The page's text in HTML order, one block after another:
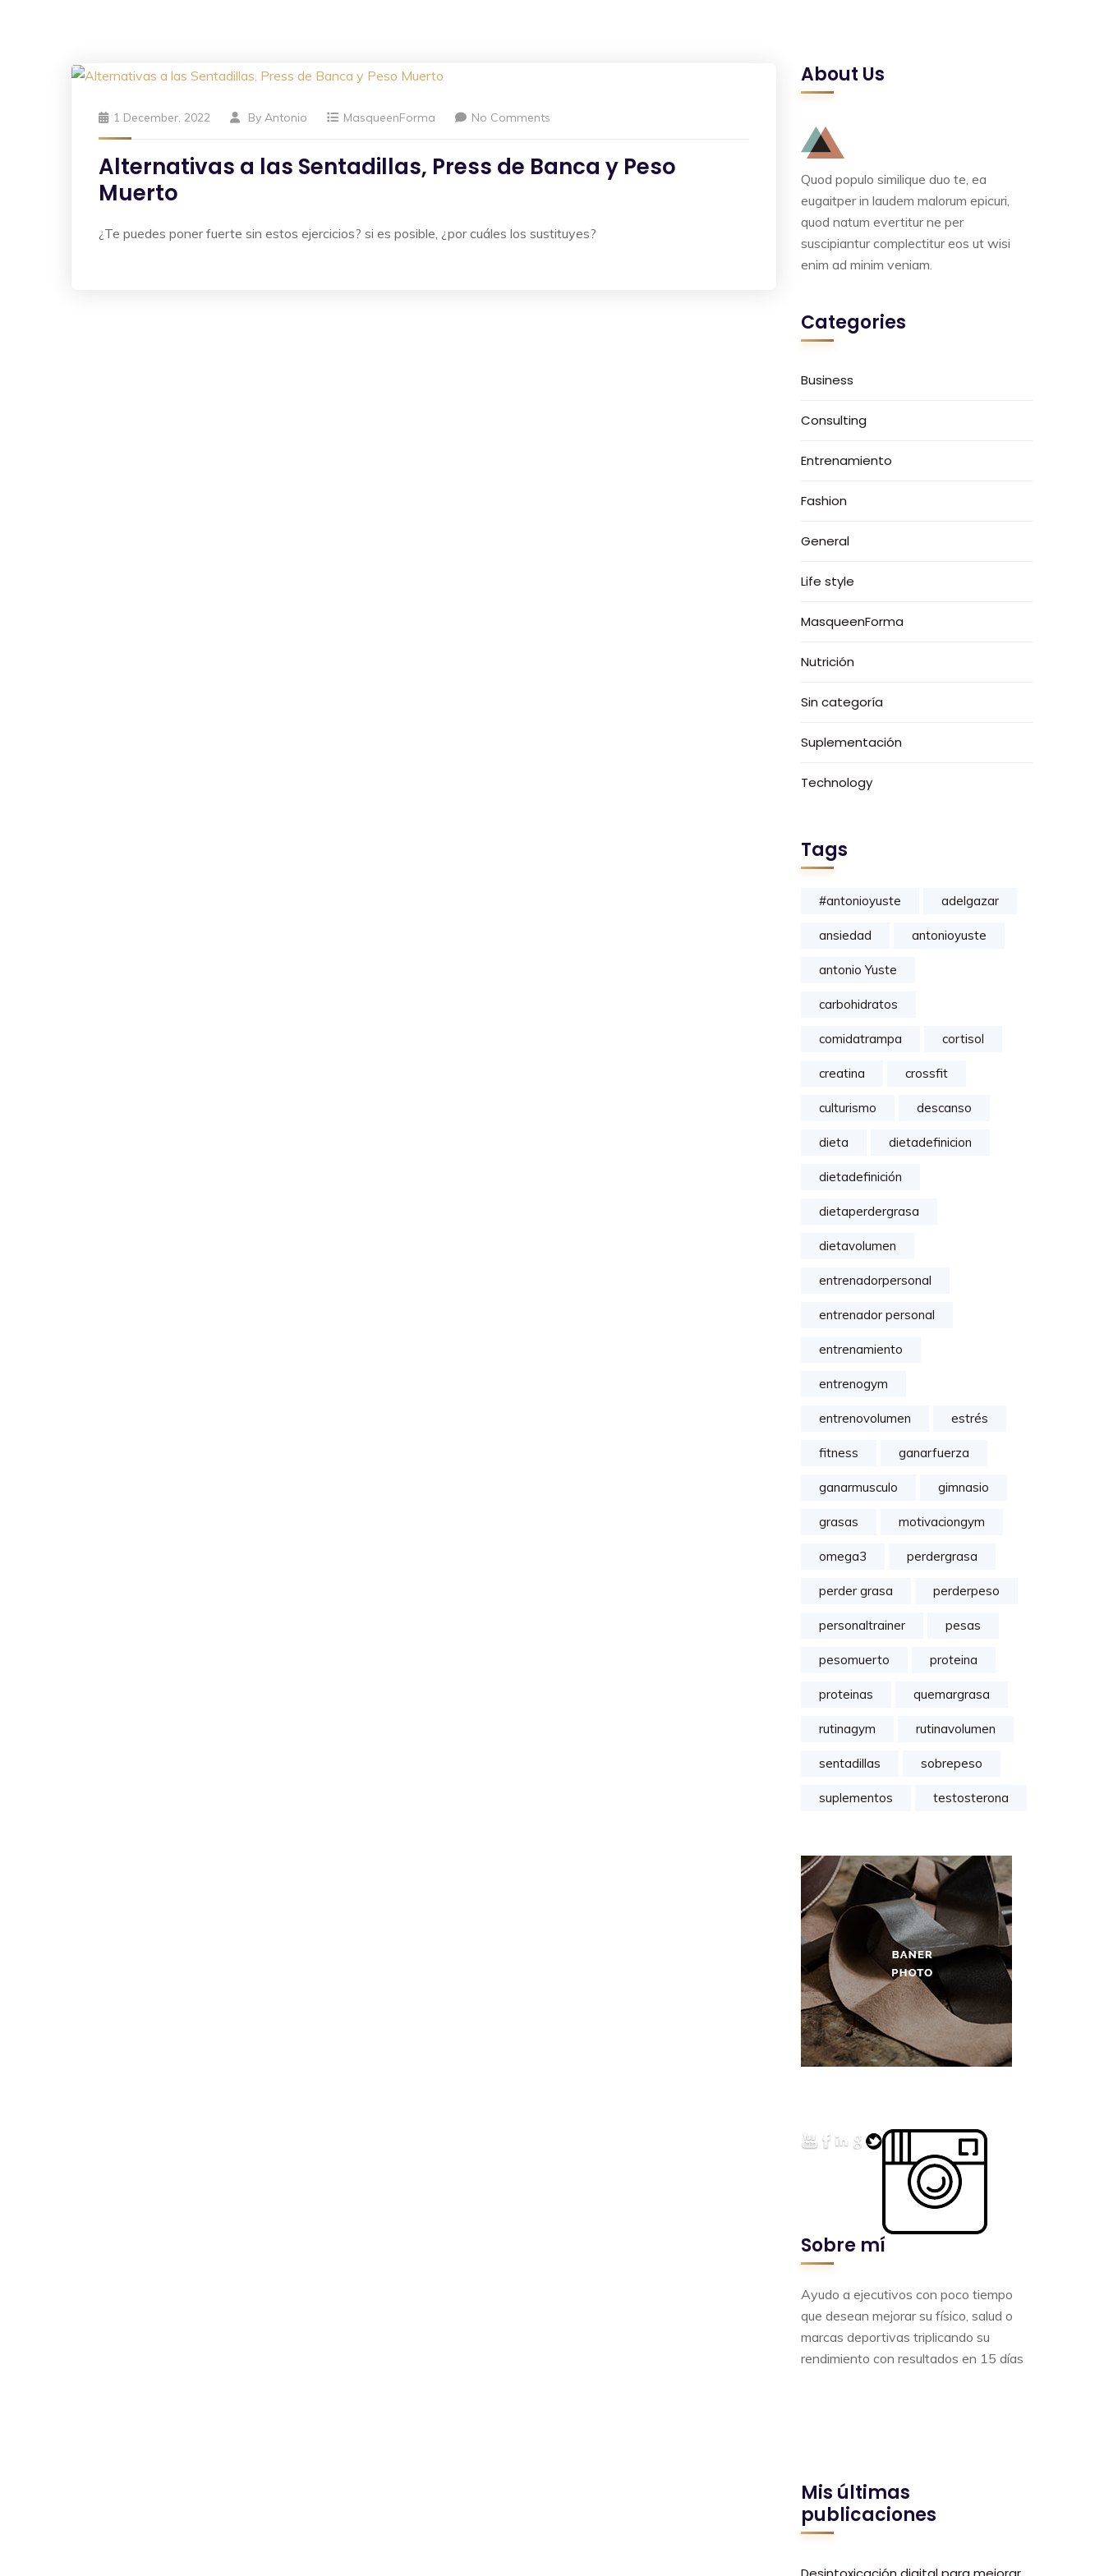
1 December, 2022 By Antonio MasqueenForma No Comments
Alternativas a las Sentadillas, Press de Banca y Peso
Muerto
¿Te puedes poner fuerte sin estos ejercicios? si es posible, ¿por cuáles los sustituyes?
About Us
Quod populo similique duo te, ea
eugaitper in laudem malorum epicuri,
quod natum evertitur ne per
suscipiantur complectitur eos ut wisi
enim ad minim veniam.
Categories
Business
Consulting
Entrenamiento
Fashion
General
Life style
MasqueenForma
Nutrición
Sin categoría
Suplementación
Technology
Tags
#antonioyuste adelgazar
ansiedad antonioyuste
antonio Yuste
carbohidratos
comidatrampa cortisol
creatina crossfit
culturismo descanso
dieta dietadefinicion
dietadefinición
dietaperdergrasa
dietavolumen
entrenadorpersonal
entrenador personal
entrenamiento
entrenogym
entrenovolumen estrés
fitness ganarfuerza
ganarmusculo gimnasio
grasas motivaciongym
omega3 perdergrasa
perder grasa perderpeso
personaltrainer pesas
pesomuerto proteina
proteinas quemargrasa
rutinagym rutinavolumen
sentadillas sobrepeso
suplementos testosterona
Sobre mí
Ayudo a ejecutivos con poco tiempo
que desean mejorar su físico, salud o
marcas deportivas triplicando su
rendimiento con resultados en 15 días
Mis últimas
publicaciones